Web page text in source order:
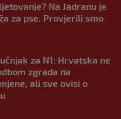
Na Jadranu je
za pse. Provjerili smo
za N1: Hrvatska ne
zgrada na
ali sve ovisi o